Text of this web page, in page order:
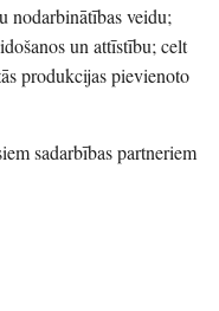
nodarbinātības veidu;
un attīstību; celt
produkcijas pievienoto
sadarbības partneriem